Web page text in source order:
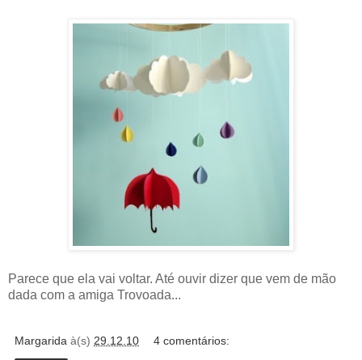
Parece que ela vai voltar. Até ouvir dizer que vem de mão
dada com a amiga Trovoada...
Margarida à(s) 29.12.10 4 comentários: